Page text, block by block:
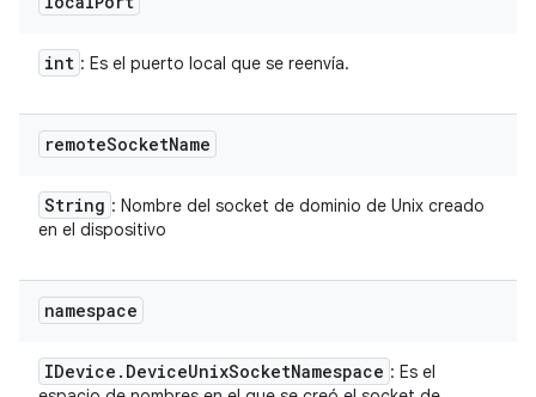
int : Es el puerto local que se reenvía.
remoteSocketName
String : Nombre del socket de dominio de Unix creado
en el dispositivo
namespace
IDevice . DeviceUnixSocketNamespace : Es el